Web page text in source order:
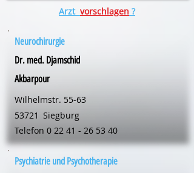
Arzt vorschlagen ?
Neurochirurgie
Dr. med. Djamschid
Akbarpour
Wilhelmstr. 55-63
53721 Siegburg
Telefon 0 22 41 - 26 53 40
Psychiatrie und Psychotherapie